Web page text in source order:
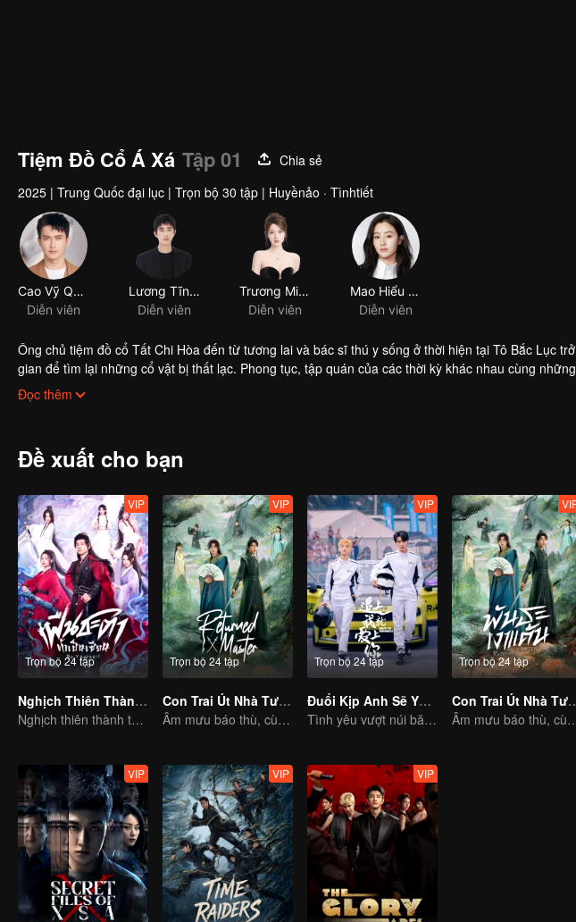
Tiệm Đồ Cổ Á Xá Tập 01
Chia sẻ
2025 | Trung Quốc đại lục | Trọn bộ 30 tập | Huyềnảo · Tìnhtiết
Cao Vỹ Quang
Diễn viên
Lương Tĩnh Khang
Diễn viên
Trương Miểu Di
Diễn viên
Mao Hiểu Tuệ
Diễn viên
Ông chủ tiệm đồ cổ Tất Chi Hòa đến từ tương lai và bác sĩ thú y sống ở thời hiện tại Tô Bắc Lục
gian để tìm lại những cổ vật bị thất lạc. Phong tục, tập quán của các thời kỳ khác nhau cùng
được hai người khéo léo kết nối và kể lại một cách chậm rãi, tinh tế. Trong hành trình ấy, họ đã
không gian và thời gian. Cuối cùng, hai người đều có được sự lạc quan để đối diện với cuộc đời
Đọc thêm
Đề xuất cho bạn
Trọn bộ 24 tập
VIP
Nghịch Thiên Thành Tiên (Bản Tiếng Thái)
Nghịch thiên thành thần chẳng có gì lạ
Trọn bộ 24 tập
VIP
Con Trai Út Nhà Tướng Quân
Âm mưu báo thù, cùng kết tình nghĩa
Trọn bộ 24 tập
VIP
Đuổi Kịp Anh Sẽ Yêu Em
Tình yêu vượt núi băng biển, vinh quang sóng vai
Trọn bộ 24 tập
Con Trai Út Nhà
Âm mưu báo thù,
VIP VIP VIP